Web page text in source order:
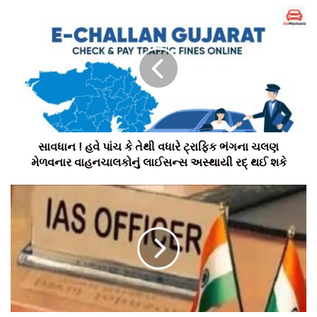
GIFT સિટીના નિર્ધારિત અને લાયસન્સ ધરાવતા વિસ્તારોમાં
કર્મચારીઓ તથા અધિકૃત મુલાકાતીઓને દારૂ ખરીદવા અને
પીવાની મંજૂરી છે.
ગુજરાત બહારથી આવેલા મુલાકાતીઓ અને વિદેશી નાગરિકોને
હવે તાત્કાલિક પરમિટ લેવાની જરૂર નથી.
સાવધાન ! હવે પાંચ કે તેથી વધારે ટ્રાફિક ભંગના ચલણ
મેળવનાર વાહનચાલકોનું લાઈસન્સ અસ્થાયી રદ્ થઈ શકે